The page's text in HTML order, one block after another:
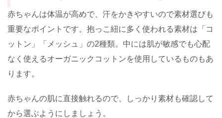
赤ちゃんは体温が高めで、汗をかきやすいので素材選びも
重要なポイントです。抱っこ紐に多く使われる素材は「コ
ットン」「メッシュ」の2種類。中には肌が敏感でも心配
なく使えるオーガニックコットンを使用しているものもあ
ります。
赤ちゃんの肌に直接触れるので、しっかり素材も確認して
から選ぶようにしましょう。